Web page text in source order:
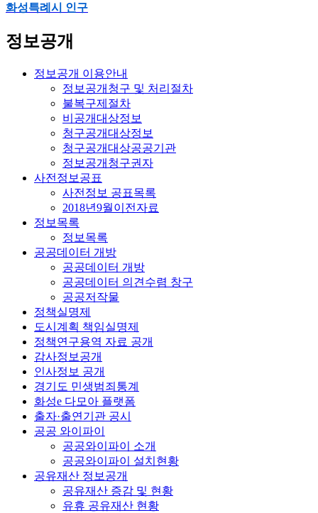
화성특례시 인구
정보공개
정보공개 이용안내
정보공개청구 및 처리절차
불복구제절차
비공개대상정보
청구공개대상정보
청구공개대상공공기관
정보공개청구권자
사전정보공표
사전정보 공표목록
2018년9월이전자료
정보목록
정보목록
공공데이터 개방
공공데이터 개방
공공데이터 의견수렴 창구
공공저작물
정책실명제
도시계획 책임실명제
정책연구용역 자료 공개
감사정보공개
인사정보 공개
경기도 민생범죄통계
화성e 다모아 플랫폼
출자·출연기관 공시
공공 와이파이
공공와이파이 소개
공공와이파이 설치현황
공유재산 정보공개
공유재산 증감 및 현황
유휴 공유재산 현황